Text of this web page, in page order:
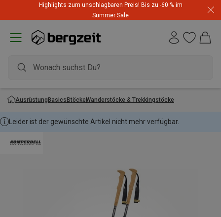
Highlights zum unschlagbaren Preis! Bis zu -60 % im
Summer Sale
AusrüstungBasicsStöckeWanderstöcke & Trekkingstöcke
Leider ist der gewünschte Artikel nicht mehr verfügbar.